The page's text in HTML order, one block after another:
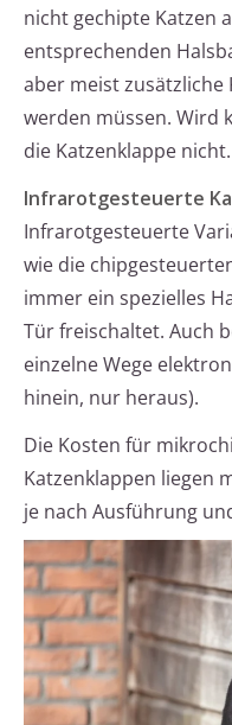
nicht gechipte Katzen
entsprechenden
aber meist zusätzliche
werden müssen. Wird
die Katzenklappe nicht.
Infrarotgesteuerte
Infrarotgesteuerte
wie die
immer ein spezielles
Tür freischaltet. Auch
einzelne Wege
hinein, nur heraus).
Die Kosten für
Katzenklappen liegen
je nach Ausführung